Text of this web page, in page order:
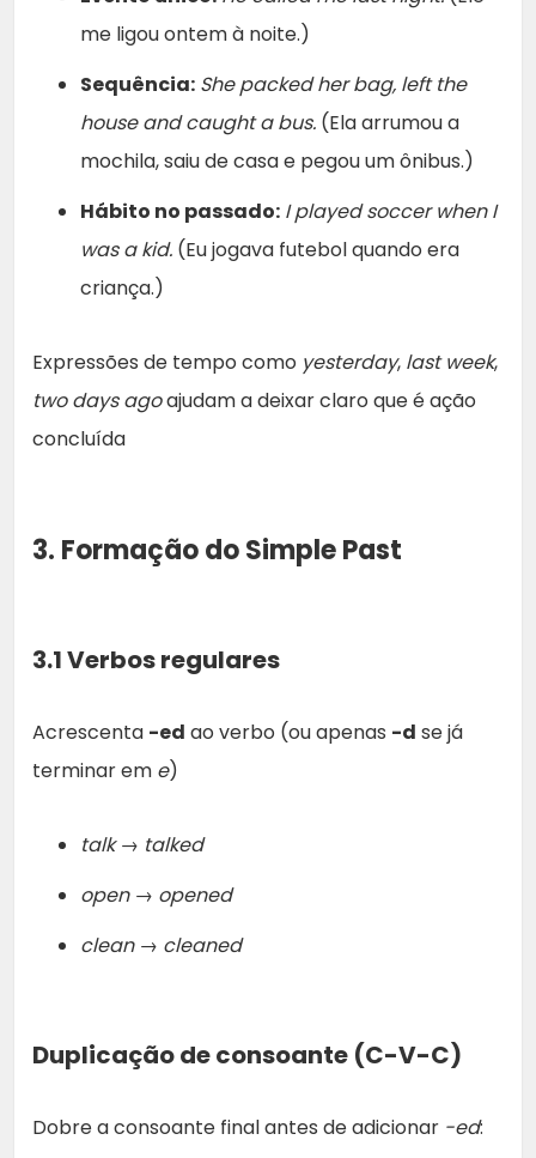
me ligou ontem à noite.)
Sequência: She packed her bag, left the
house and caught a bus. (Ela arrumou a
mochila, saiu de casa e pegou um ônibus.)
Hábito no passado: I played soccer when I
was a kid. (Eu jogava futebol quando era
criança.)
Expressões de tempo como yesterday, last week,
two days agoajudam a deixar claro que é ação
concluída
3. Formação do Simple Past
3.1 Verbos regulares
Acrescenta -ed ao verbo (ou apenas -d se já
terminar em e)
talk → talked
open → opened
clean → cleaned
Duplicação de consoante (C-V-C)
Dobre a consoante final antes de adicionar -ed: